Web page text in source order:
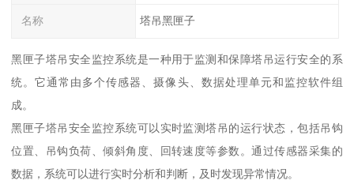
名称 塔吊黑匣子
黑匣子塔吊安全监控系统是一种用于监测和保障塔吊运行安全的系
统。它通常由多个传感器、摄像头、数据处理单元和监控软件组
成。
黑匣子塔吊安全监控系统可以实时监测塔吊的运行状态，包括吊钩
位置、吊钩负荷、倾斜角度、回转速度等参数。通过传感器采集的
数据，系统可以进行实时分析和判断，及时发现异常情况。